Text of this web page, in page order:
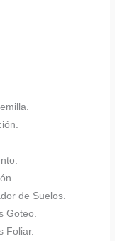
de Suelos.
Goteo.
Foliar.